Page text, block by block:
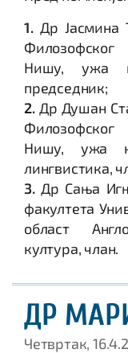
1. Др Јасмина
Нишу, ужа
председник;
2. Др Душан
Нишу, ужа
лингвистика,
3. Др Сања
факултета
област
култура, члан.
ДР
Четвртак,